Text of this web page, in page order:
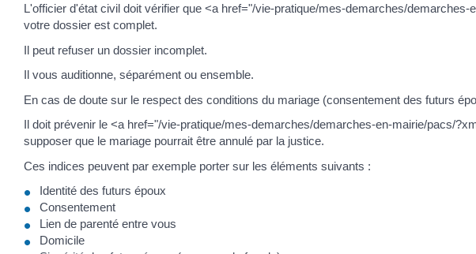
L'officier d'état civil doit vérifier que <a href="/vie-pratique/mes-demarches/
votre dossier est complet.
Il peut refuser un dossier incomplet.
Il vous auditionne, séparément ou ensemble.
En cas de doute sur le respect des conditions du mariage (consentement des futurs
Il doit prévenir le <a href="/vie-pratique/mes-demarches/demarches-en-mairie/pacs/
supposer que le mariage pourrait être annulé par la justice.
Ces indices peuvent par exemple porter sur les éléments suivants :
Identité des futurs époux
Consentement
Lien de parenté entre vous
Domicile